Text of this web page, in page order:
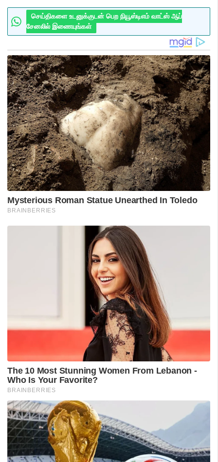
செய்திகளை உடனுக்குடன் பெற நியூஸ்டிஎம் வாட்ஸ் ஆப்
சேனலில் இணையுங்கள்